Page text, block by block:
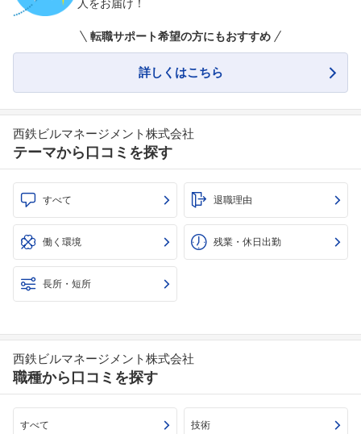
転職サポート希望の方にもおすすめ
詳しくはこちら
西鉄ビルマネージメント株式会社
テーマから口コミを探す
すべて 退職理由
働く環境 残業・休日出勤
長所・短所
西鉄ビルマネージメント株式会社
職種から口コミを探す
すべて 技術